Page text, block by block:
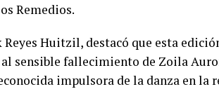
Remedios.
Huitzil, destacó que esta
sensible fallecimiento de Zoila
impulsora de la danza en la